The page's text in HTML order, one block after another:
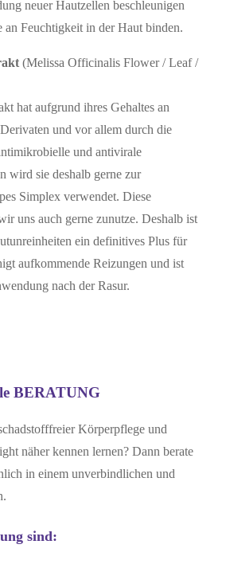
neuer Hautzellen beschleunigen
an Feuchtigkeit in der Haut binden.
(Melissa Officinalis Flower / Leaf /
hat aufgrund ihres Gehaltes an
und vor allem durch die
und antivirale
wird sie deshalb gerne zur
Simplex verwendet. Diese
uns auch gerne zunutze. Deshalb ist
ein definitives Plus für
aufkommende Reizungen und ist
nach der Rasur.
BERATUNG
Körperpflege und
näher kennen lernen? Dann berate
in einem unverbindlichen und
sind: